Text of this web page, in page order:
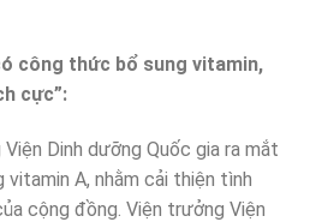
công thức bổ sung vitamin,
cực”:
Dinh dưỡng Quốc gia ra mắt
vitamin A, nhằm cải thiện tình
cộng đồng. Viện trưởng Viện